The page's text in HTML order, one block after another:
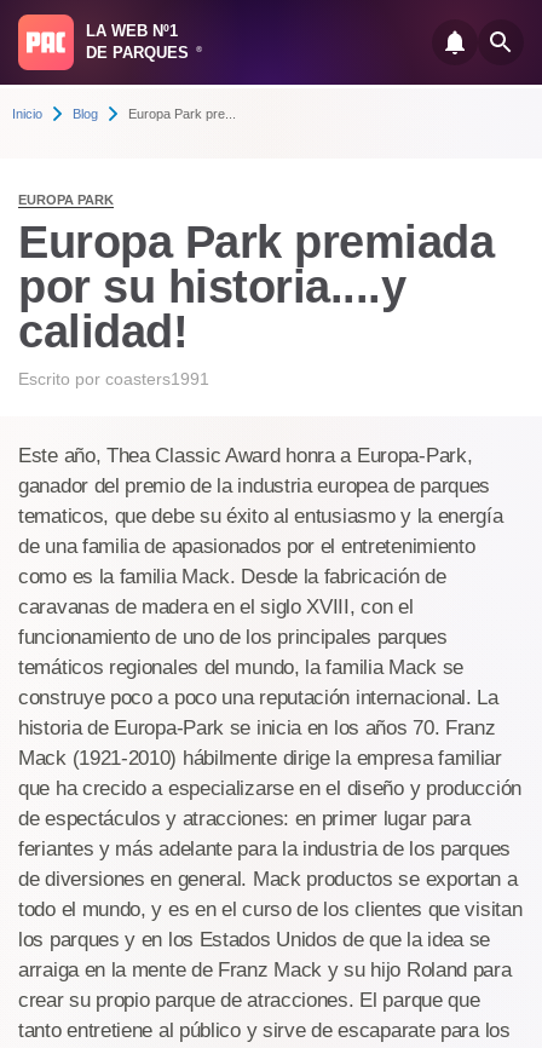
LA WEB Nº1
DE PARQUES
®
Inicio Blog Europa Park pre...
EUROPA PARK
Europa Park premiada
por su historia....y
calidad!
Escrito por coasters1991
Este año, Thea Classic Award honra a Europa-Park,
ganador del premio de la industria europea de parques
tematicos, que debe su éxito al entusiasmo y la energía
de una familia de apasionados por el entretenimiento
como es la familia Mack. Desde la fabricación de
caravanas de madera en el siglo XVIII, con el
funcionamiento de uno de los principales parques
temáticos regionales del mundo, la familia Mack se
construye poco a poco una reputación internacional. La
historia de Europa-Park se inicia en los años 70. Franz
Mack (1921-2010) hábilmente dirige la empresa familiar
que ha crecido a especializarse en el diseño y producción
de espectáculos y atracciones: en primer lugar para
feriantes y más adelante para la industria de los parques
de diversiones en general. Mack productos se exportan a
todo el mundo, y es en el curso de los clientes que visitan
los parques y en los Estados Unidos de que la idea se
arraiga en la mente de Franz Mack y su hijo Roland para
crear su propio parque de atracciones. El parque que
tanto entretiene al público y sirve de escaparate para los